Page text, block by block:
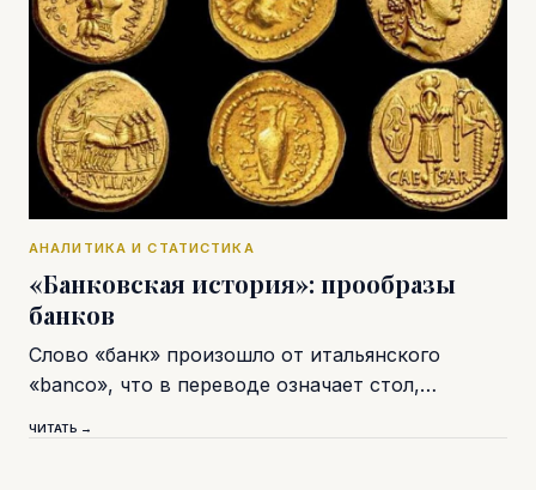
АНАЛИТИКА И СТАТИСТИКА
«Банковская история»: прообразы
банков
Слово «банк» произошло от итальянского
«banco», что в переводе означает стол,…
ЧИТАТЬ →